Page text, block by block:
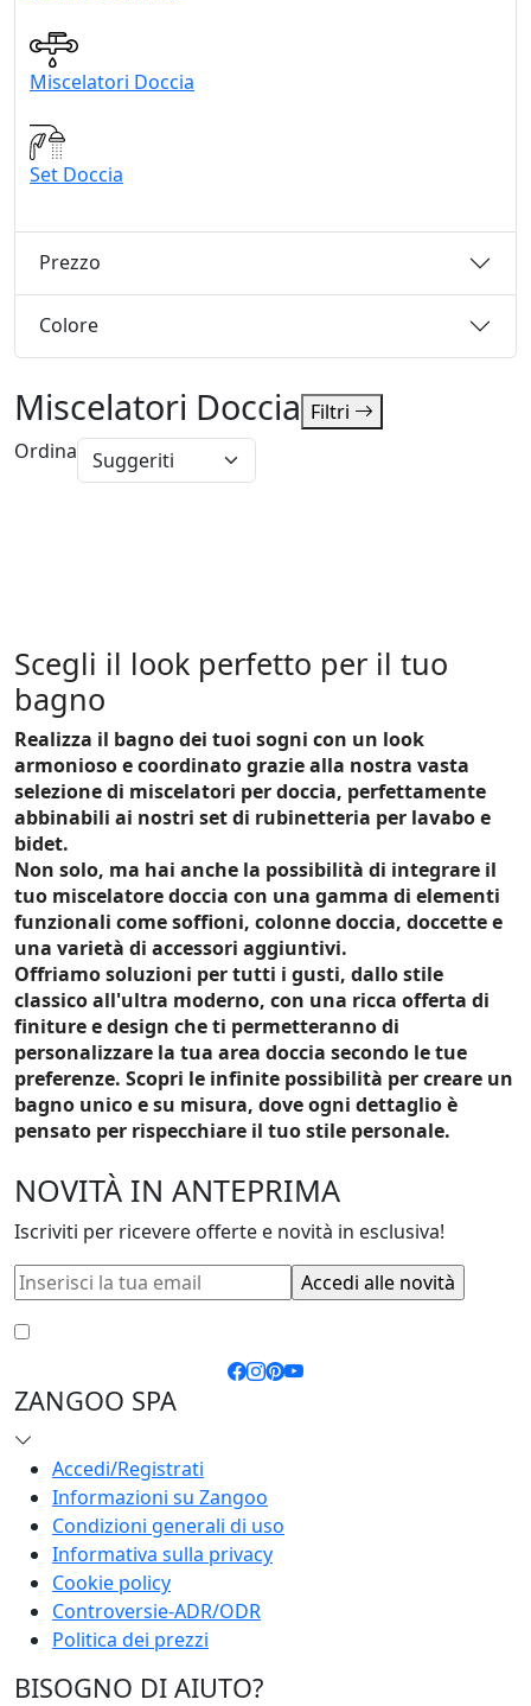
Miscelatori Doccia
Set Doccia
Prezzo
Colore
Miscelatori Doccia Filtri
Ordina
Scegli il look perfetto per il tuo
bagno
Realizza il bagno dei tuoi sogni con un look
armonioso e coordinato grazie alla nostra vasta
selezione di miscelatori per doccia, perfettamente
abbinabili ai nostri set di rubinetteria per lavabo e
bidet.
Non solo, ma hai anche la possibilità di integrare il
tuo miscelatore doccia con una gamma di elementi
funzionali come soffioni, colonne doccia, doccette e
una varietà di accessori aggiuntivi.
Offriamo soluzioni per tutti i gusti, dallo stile
classico all'ultra moderno, con una ricca offerta di
finiture e design che ti permetteranno di
personalizzare la tua area doccia secondo le tue
preferenze. Scopri le infinite possibilità per creare un
bagno unico e su misura, dove ogni dettaglio è
pensato per rispecchiare il tuo stile personale.
NOVITÀ IN ANTEPRIMA
Iscriviti per ricevere offerte e novità in esclusiva!
ZANGOO SPA
Accedi/Registrati
Informazioni su Zangoo
Condizioni generali di uso
Informativa sulla privacy
Cookie policy
Controversie-ADR/ODR
Politica dei prezzi
BISOGNO DI AIUTO?